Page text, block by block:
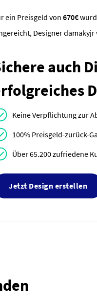
ein Preisgeld von 670€
Designer
auch
Keine Verpflichtung zur
100% Preisgeld-zurück-
Über 65.200 zufriedene
Jetzt Design erstellen